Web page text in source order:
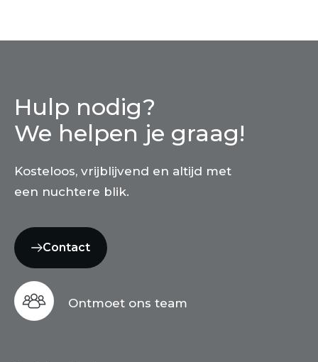
Hulp nodig?
We helpen je graag!
Kosteloos, vrijblijvend en altijd met
een nuchtere blik.
Contact
Ontmoet ons team